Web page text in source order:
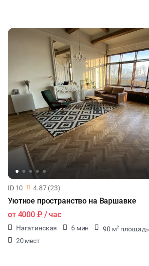
ID 10 4.87 (23)
Уютное пространство на Варшавке
от 4000 ₽/ час
Нагатинская 6 мин 90 м2 площадь
20 мест